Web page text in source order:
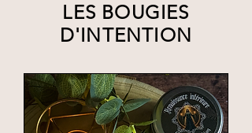
LES BOUGIES
D'INTENTION